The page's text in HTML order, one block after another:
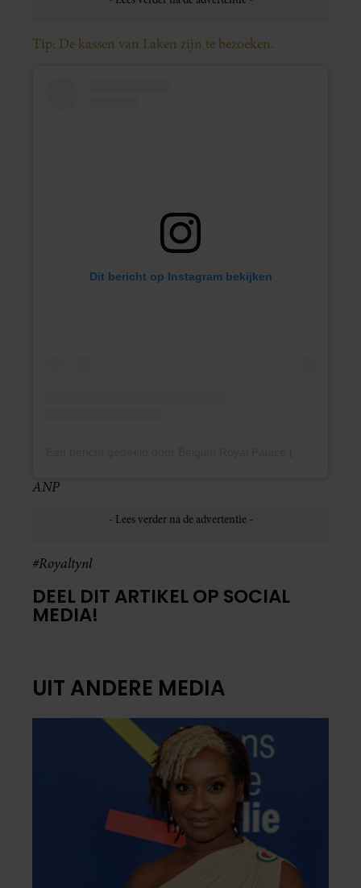
Tip: De kassen van Laken zijn te bezoeken.
Dit bericht op Instagram bekijken
ANP
#Royaltynl
DEEL DIT ARTIKEL OP SOCIAL
MEDIA!
UIT ANDERE MEDIA